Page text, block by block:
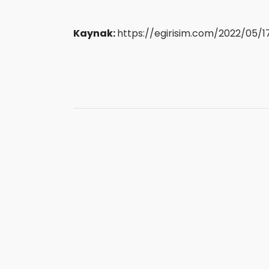
Kaynak:https://egirisim.com/2022/05/